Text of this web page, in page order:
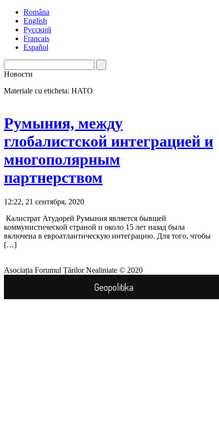
Româna
English
Русский
Francais
Español
Новости
Materiale cu eticheta: HATO
Румыния, между
глобалистской интеграцией и
многополярным
партнерством
12:22, 21 сентября, 2020
Калистрат Атудорей Румыния является бывшей
коммунистической страной и около 15 лет назад была
включена в евроатлантическую интеграцию. Для того, чтобы
[…]
Asociația Forumul Țărilor Nealiniate © 2020
Geopolitika